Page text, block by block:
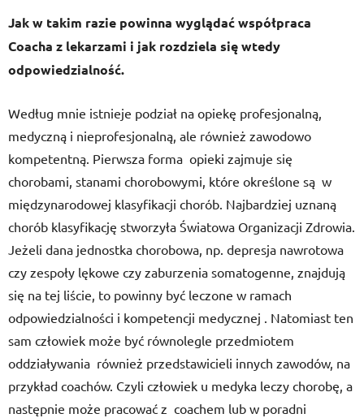
Jak w takim razie powinna wyglądać współpraca
Coacha z lekarzami i jak rozdziela się wtedy
odpowiedzialność.
Według mnie istnieje podział na opiekę profesjonalną,
medyczną i nieprofesjonalną, ale również zawodowo
kompetentną. Pierwsza forma opieki zajmuje się
chorobami, stanami chorobowymi, które określone są w
międzynarodowej klasyfikacji chorób. Najbardziej uznaną
chorób klasyfikację stworzyła Światowa Organizacji Zdrowia.
Jeżeli dana jednostka chorobowa, np. depresja nawrotowa
czy zespoły lękowe czy zaburzenia somatogenne, znajdują
się na tej liście, to powinny być leczone w ramach
odpowiedzialności i kompetencji medycznej . Natomiast ten
sam człowiek może być równolegle przedmiotem
oddziaływania również przedstawicieli innych zawodów, na
przykład coachów. Czyli człowiek u medyka leczy chorobę, a
następnie może pracować z coachem lub w poradni